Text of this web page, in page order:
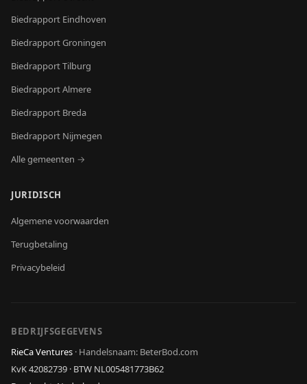
Biedrapport Eindhoven
BiedrapportGroningen
BiedrapportTilburg
BiedrapportAlmere
Biedrapport Breda
Biedrapport Nijmegen
Alle gemeenten →
JURIDISCH
Algemene voorwaarden
Terugbetaling
Privacybeleid
BEDRIJFSGEGEVENS
RieCa Ventures · Handelsnaam: BeterBod.com
KvK42082739 · BTW NL005481773B62